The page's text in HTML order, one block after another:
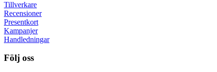
Tillverkare
Recensioner
Presentkort
Kampanjer
Handledningar
Följ oss